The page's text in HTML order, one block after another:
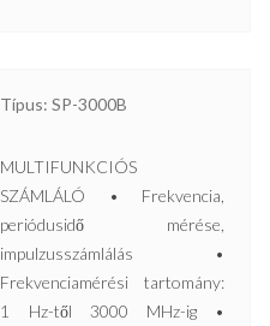
Típus: SP-3000B
MULTIFUNKCIÓS
SZÁMLÁLÓ • Frekvencia,
periódusidő mérése,
impulzusszámlálás •
Frekvenciamérési tartomány:
1 Hz-től 3000 MHz-ig •